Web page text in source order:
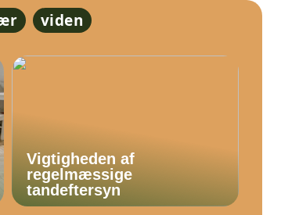
viden
Vigtigheden af
regelmæssige
tandeftersyn